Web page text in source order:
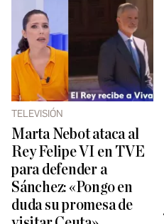
TELEVISIÓN
Marta Nebot ataca al
Rey Felipe VI en TVE
para defender a
Sánchez: «Pongo en
duda su promesa de